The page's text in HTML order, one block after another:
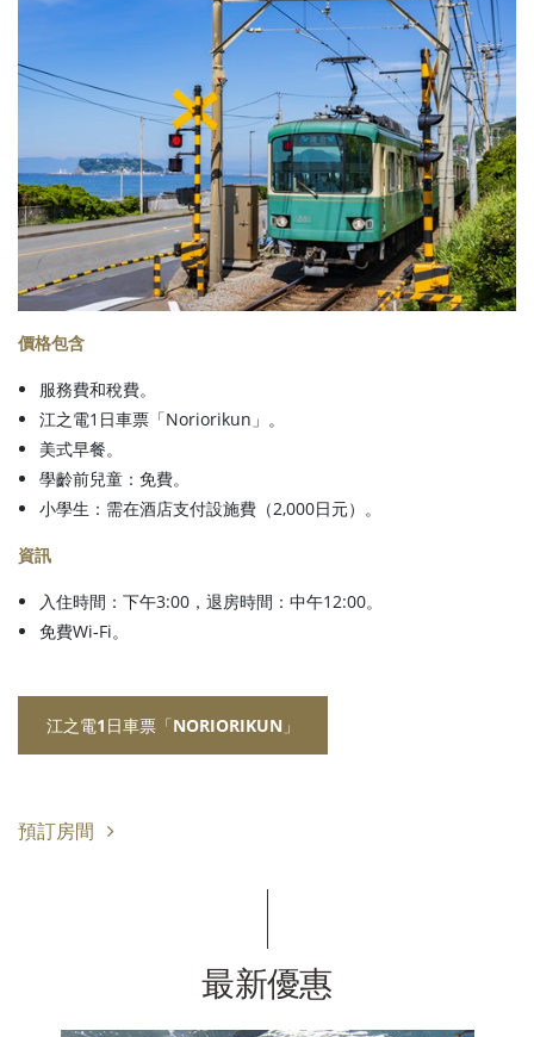
價格包含
服務費和稅費。
江之電1日車票「Noriorikun」。
美式早餐。
學齡前兒童：免費。
小學生：需在酒店支付設施費（2,000日元）。
資訊
入住時間：下午3:00，退房時間：中午12:00。
免費Wi-Fi。
江之電1日車票「NORIORIKUN」
預訂房間
最新優惠